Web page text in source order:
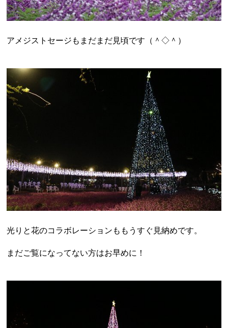
アメジストセージもまだまだ見頃です（＾◇＾）
光りと花のコラボレーションももうすぐ見納めです。
まだご覧になってない方はお早めに！